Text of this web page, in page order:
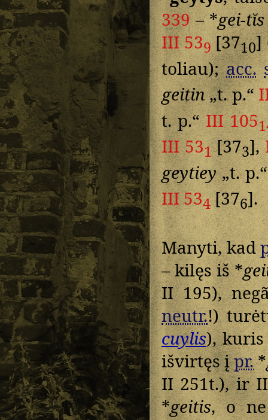
339– *gei-tĭs
III 539[3710]
toliau);acc.
geitin„t. p.“
t. p.“III 105
III 531[373],
geytiey„t.
III 534[376].
Manyti, kad
– kilęs iš *
II 195),
neutr.!)
cuylis), kuris
išvirtęs įpr.*
II 251t.), ir
*geitis, o